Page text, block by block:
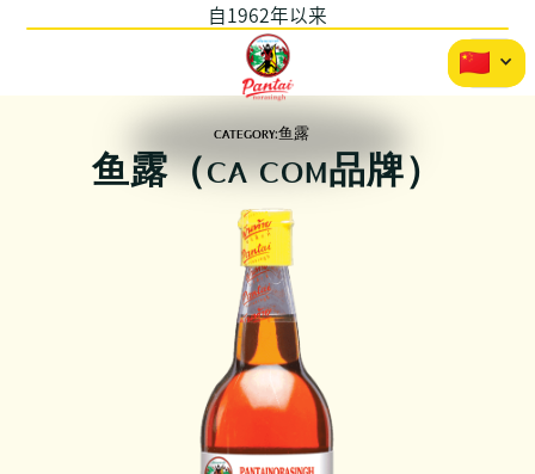
自1962年以来
CATEGORY:鱼露
鱼露（CA COM品牌）